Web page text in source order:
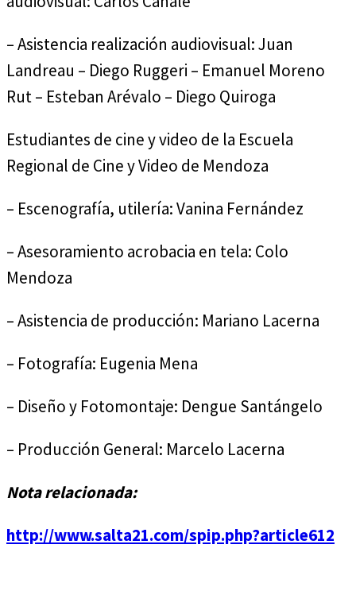
– Asistencia realización audiovisual: Juan
Landreau – Diego Ruggeri – Emanuel Moreno
Rut – Esteban Arévalo – Diego Quiroga
Estudiantes de cine y video de la Escuela
Regional de Cine y Video de Mendoza
– Escenografía, utilería: Vanina Fernández
– Asesoramiento acrobacia en tela: Colo
Mendoza
– Asistencia de producción: Mariano Lacerna
– Fotografía: Eugenia Mena
– Diseño y Fotomontaje: Dengue Santángelo
– Producción General: Marcelo Lacerna
Nota relacionada:
http://www.salta21.com/spip.php?article612